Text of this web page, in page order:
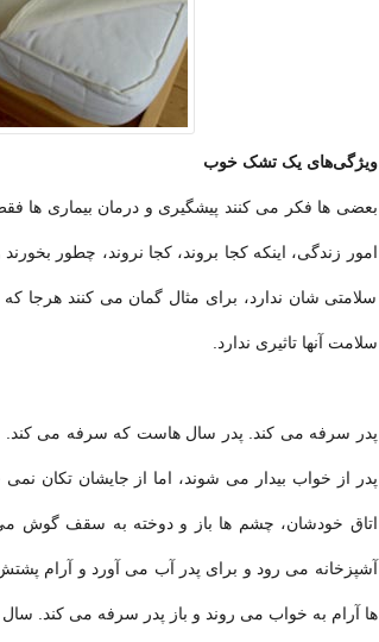
ویژگی‌های یک تشک خوب
بعضی ها فکر می کنند پیشگیری و درمان بیماری ها
امور زندگی، اینکه کجا بروند، کجا نروند، چطور
سلامتی شان ندارد، برای مثال گمان می کنند هرجا که
سلامت آنها تاثیری ندارد.
پدر سرفه می کند. پدر سال هاست که سرفه می کند.
پدر از خواب بیدار می شوند، اما از جایشان تکان
اتاق خودشان، چشم ها باز و دوخته به سقف گوش
آشپزخانه می رود و برای پدر آب می آورد و آرام
ها آرام به خواب می روند و باز پدر سرفه می کند.